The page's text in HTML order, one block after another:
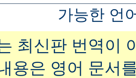
가능한 언
최신판 번역이
용은 영어 문서